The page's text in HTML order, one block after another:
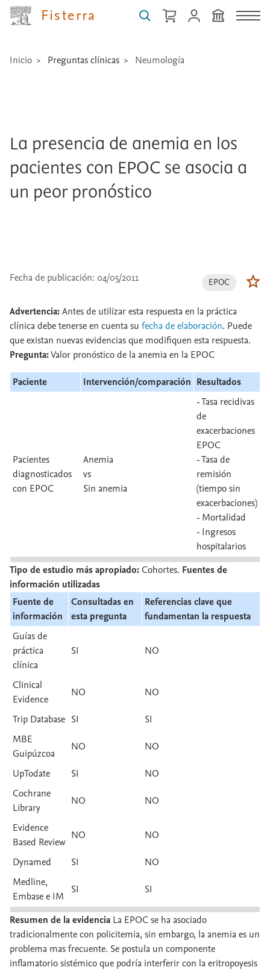
Fisterra
técnicas
...
Inicio Preguntas clínicas Neumología
La presencia de anemia en los
pacientes con EPOC se asocia a
un peor pronóstico
EPOC
Fecha de publicación: 04/05/2011
Advertencia:Antes de utilizar esta respuesta en la práctica
clínica debe tenerse en cuenta su fecha de elaboración. Puede
que existan nuevas evidencias que modifiquen esta respuesta.
Pregunta:Valor pronóstico de la anemia en la EPOC
Paciente Intervención/comparación Resultados
Pacientes
diagnosticados
con EPOC
Anemia
vs
Sin anemia
- Tasa recidivas
de
exacerbaciones
EPOC
- Tasa de
remisión
(tiempo sin
exacerbaciones)
- Mortalidad
- Ingresos
hospitalarios
Tipo de estudio más apropiado:Cohortes. Fuentes de
información utilizadas
Fuente de
información
Consultadas en
esta pregunta
Referencias clave que
fundamentan la respuesta
Guías de
práctica
clínica
SI NO
Clinical
Evidence
NO NO
Trip Database SI
SI
MBE
Guipúzcoa
NO NO
UpTodate SI
NO
Cochrane
Library
NO NO
Evidence
Based Review
NO NO
Dynamed SI
NO
Medline,
Embase e IM
SI SI
Resumen de la evidencia La EPOC se ha asociado
tradicionalmente con policitemia, sin embargo, la anemia es un
problema mas frecuente. Se postula un componente
inflamatorio sistémico que podría interferir con la eritropoyesis